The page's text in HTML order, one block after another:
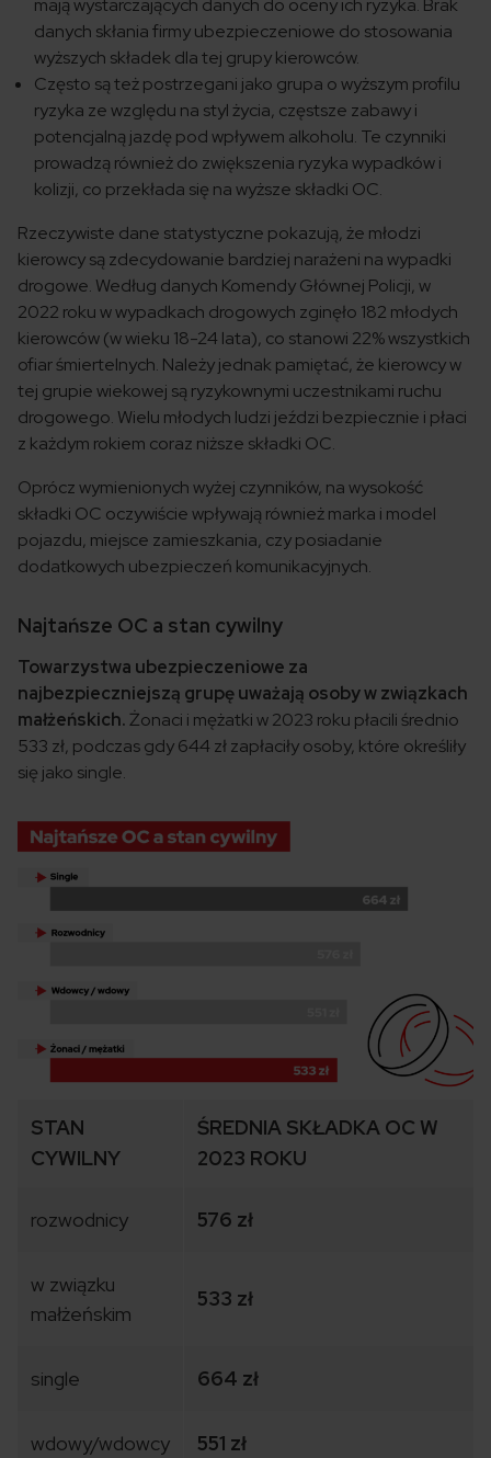
mają wystarczających danych do oceny ich ryzyka. Brak
danych skłania firmy ubezpieczeniowe do stosowania
wyższych składek dla tej grupy kierowców.
Często są też postrzegani jako grupa o wyższym profilu
ryzyka ze względu na styl życia, częstsze zabawy i
potencjalną jazdę pod wpływem alkoholu. Te czynniki
prowadzą również do zwiększenia ryzyka wypadków i
kolizji, co przekłada się na wyższe składki OC.
Rzeczywiste dane statystyczne pokazują, że młodzi
kierowcy są zdecydowanie bardziej narażeni na wypadki
drogowe. Według danych Komendy Głównej Policji, w
2022 roku w wypadkach drogowych zginęło 182 młodych
kierowców (w wieku 18-24 lata), co stanowi 22% wszystkich
ofiar śmiertelnych. Należy jednak pamiętać, że kierowcy w
tej grupie wiekowej są ryzykownymi uczestnikami ruchu
drogowego. Wielu młodych ludzi jeździ bezpiecznie i płaci
z każdym rokiem coraz niższe składki OC.
Oprócz wymienionych wyżej czynników, na wysokość
składki OC oczywiście wpływają również marka i model
pojazdu, miejsce zamieszkania, czy posiadanie
dodatkowych ubezpieczeń komunikacyjnych.
Najtańsze OC a stan cywilny
Towarzystwa ubezpieczeniowe za
najbezpieczniejszą grupę uważają osoby w związkach
małżeńskich.Żonaci i mężatki w 2023 roku płacili średnio
533 zł, podczas gdy 644 zł zapłaciły osoby, które określiły
się jako single.
STAN
CYWILNY
ŚREDNIA SKŁADKA OC W
2023 ROKU
rozwodnicy 576 zł
w związku
małżeńskim
533 zł
single 664 zł
wdowy/wdowcy 551 zł